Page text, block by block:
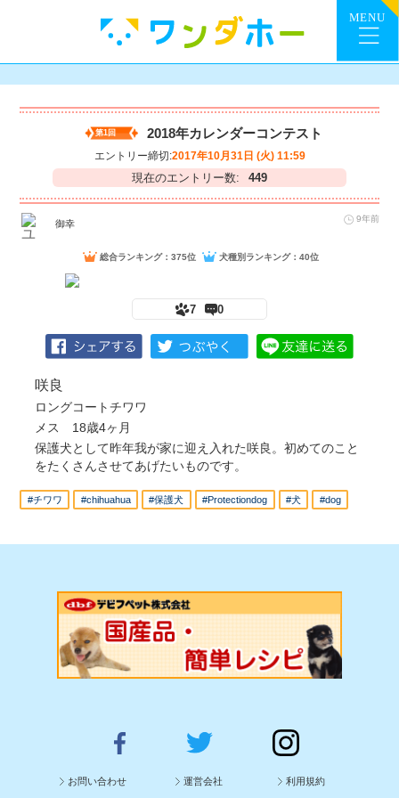
第1回 2018年カレンダーコンテスト
エントリー締切:2017年10月31日 (火) 11:59
現在のエントリー数: 449
御幸 9年前
総合ランキング：375位 犬種別ランキング：40位
7 0
咲良
ロングコートチワワ
メス 18歳4ヶ月
保護犬として昨年我が家に迎え入れた咲良。初めてのこと
をたくさんさせてあげたいものです。
#チワワ #chihuahua #保護犬 #Protectiondog #犬 #dog
お問い合わせ 運営会社 利用規約